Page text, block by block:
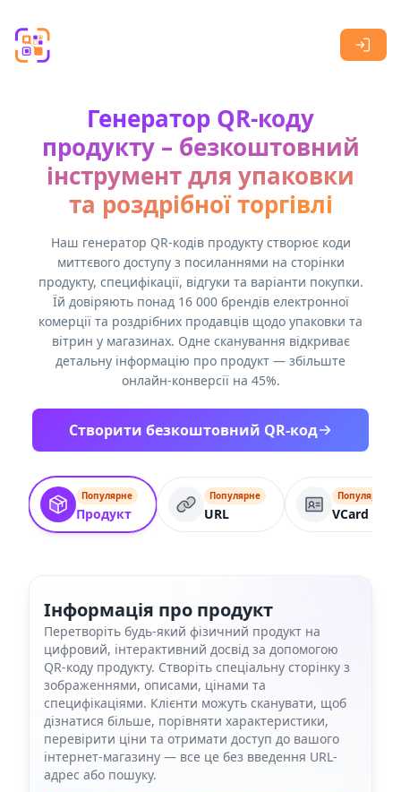
Генератор QR-коду
продукту – безкоштовний
інструмент для упаковки
та роздрібної торгівлі
Наш генератор QR-кодів продукту створює коди
миттєвого доступу з посиланнями на сторінки
продукту, специфікації, відгуки та варіанти покупки.
Їй довіряють понад 16 000 брендів електронної
комерції та роздрібних продавців щодо упаковки та
вітрин у магазинах. Одне сканування відкриває
детальну інформацію про продукт — збільште
онлайн-конверсії на 45%.
Створити безкоштовний QR-код
Популярне
Продукт
Популярне
URL
Популярне
VCard
Інформація про продукт
Перетворіть будь-який фізичний продукт на
цифровий, інтерактивний досвід за допомогою
QR-коду продукту. Створіть спеціальну сторінку з
зображеннями, описами, цінами та
специфікаціями. Клієнти можуть сканувати, щоб
дізнатися більше, порівняти характеристики,
перевірити ціни та отримати доступ до вашого
інтернет-магазину — все це без введення URL-
адрес або пошуку.